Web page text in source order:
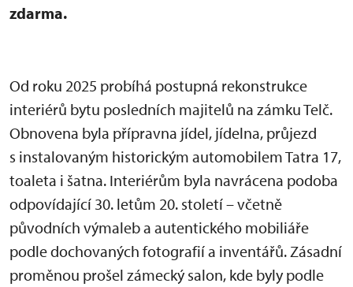
zdarma.
Od roku 2025 probíhá postupná rekonstrukce
interiérů bytu posledních majitelů na zámku Telč.
Obnovena byla přípravna jídel, jídelna, průjezd
s instalovaným historickým automobilem Tatra 17,
toaleta i šatna. Interiérům byla navrácena podoba
odpovídající 30. letům 20. století – včetně
původních výmaleb a autentického mobiliáře
podle dochovaných fotografií a inventářů. Zásadní
proměnou prošel zámecký salon, kde byly podle